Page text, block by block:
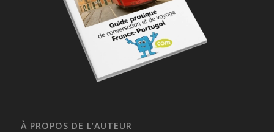
À PROPOS DE L’AUTEUR